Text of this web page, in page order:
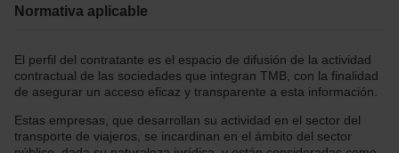
Normativa aplicable
El perfil del contratante es el espacio de difusión de la actividad
contractual de las sociedades que integran TMB, con la finalidad
de asegurar un acceso eficaz y transparente a esta información.
Estas empresas, que desarrollan su actividad en el sector del
transporte de viajeros, se incardinan en el ámbito del sector